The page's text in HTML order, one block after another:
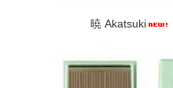
暁 Akatsuki